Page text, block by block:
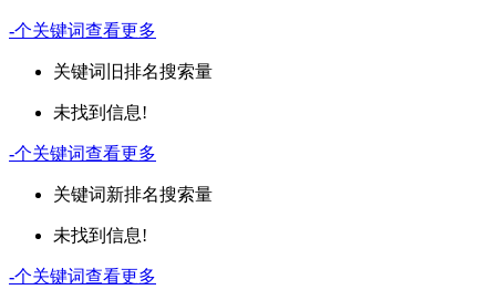
-个关键词查看更多
关键词 旧排名搜索量
未找到信息!
-个关键词查看更多
关键词新排名搜索量
未找到信息!
-个关键词查看更多